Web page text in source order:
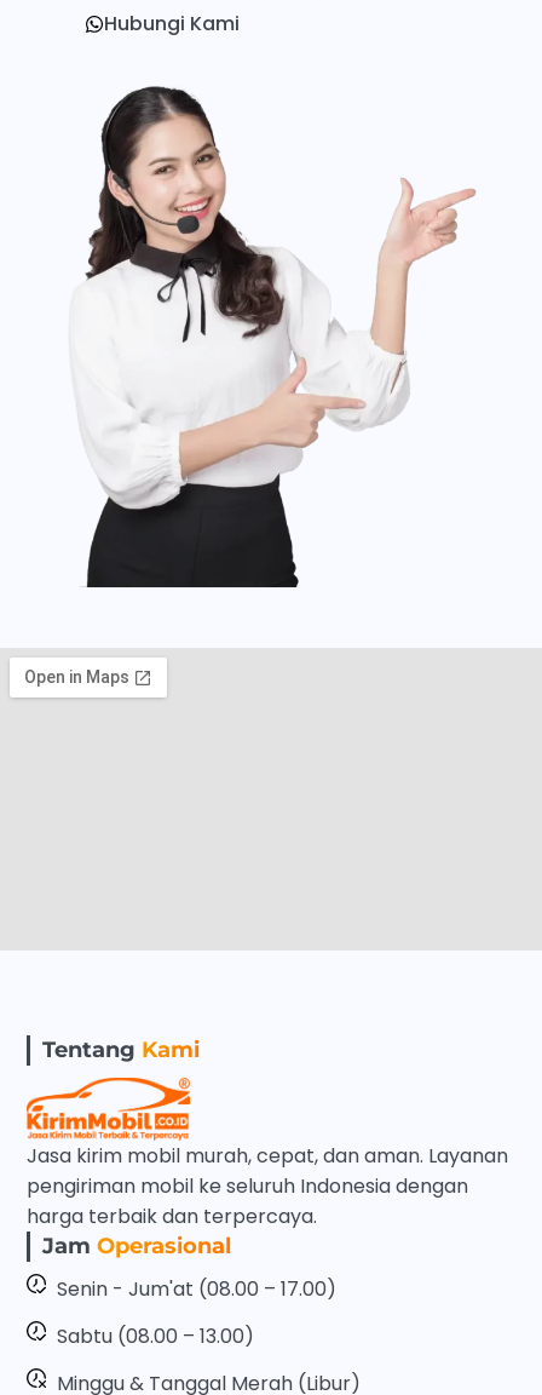
Hubungi Kami
Tentang Kami
Jasa kirim mobil murah, cepat, dan aman. Layanan
pengiriman mobil ke seluruh Indonesia dengan
harga terbaik dan terpercaya.
JamOperasional
Senin - Jum'at (08.00 – 17.00)
Sabtu (08.00 – 13.00)
Minggu & Tanggal Merah (Libur)